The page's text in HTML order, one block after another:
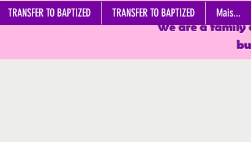
We are a family
TRANSFER TO BAPTIZED TRANSFER TO BAPTIZED Mais...